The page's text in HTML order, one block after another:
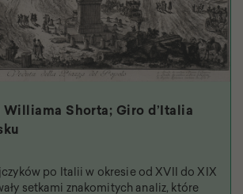
Williama Shorta; Giro d’Italia
po Italii w okresie od XVII do XIX
setkami znakomitych analiz, które